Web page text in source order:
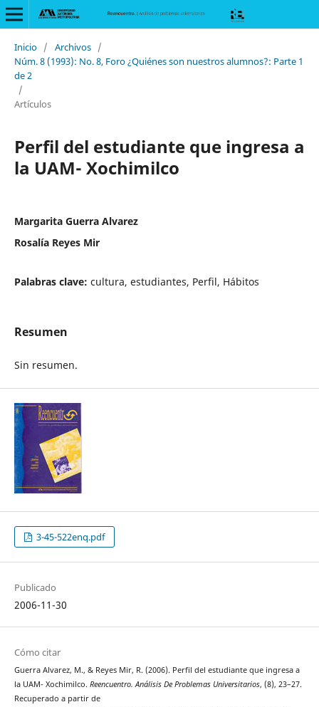
Inicio / Archivos /
Núm. 8 (1993): No. 8, Foro ¿Quiénes son nuestros alumnos?: Parte 1
de 2
/
Artículos
Perfil del estudiante que ingresa a
la UAM- Xochimilco
Margarita Guerra Alvarez
Rosalía Reyes Mir
Palabras clave: cultura, estudiantes, Perfil, Hábitos
Resumen
Sin resumen.
3-45-522enq.pdf
Publicado
2006-11-30
Cómo citar
Guerra Alvarez, M., & Reyes Mir, R. (2006). Perfil del estudiante que ingresa a
la UAM- Xochimilco. Reencuentro. Análisis De Problemas Universitarios, (8), 23–27.
Recuperado a partir de